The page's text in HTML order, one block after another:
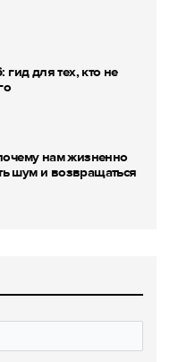
гид для тех, кто не
нам жизненно
шум и возвращаться